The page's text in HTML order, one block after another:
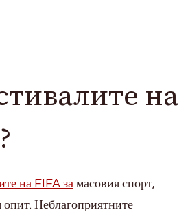
на
на FIFA за масовия спорт,
Неблагоприятните